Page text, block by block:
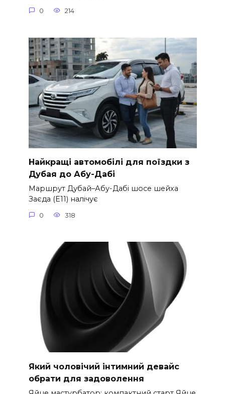
0 214
Найкращі автомобілі для поїздки з
Дубая до Абу-Дабі
Маршрут Дубай–Абу-Дабі шосе шейха
Заєда (E11) налічує
0 318
Який чоловічий інтимний девайс
обрати для задоволення